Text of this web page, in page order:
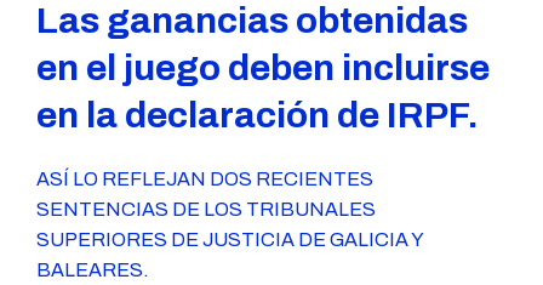
Las ganancias obtenidas
en el juego deben incluirse
en la declaración de IRPF.
ASÍ LO REFLEJAN DOS RECIENTES
SENTENCIAS DE LOS TRIBUNALES
SUPERIORES DE JUSTICIA DE GALICIA Y
BALEARES.